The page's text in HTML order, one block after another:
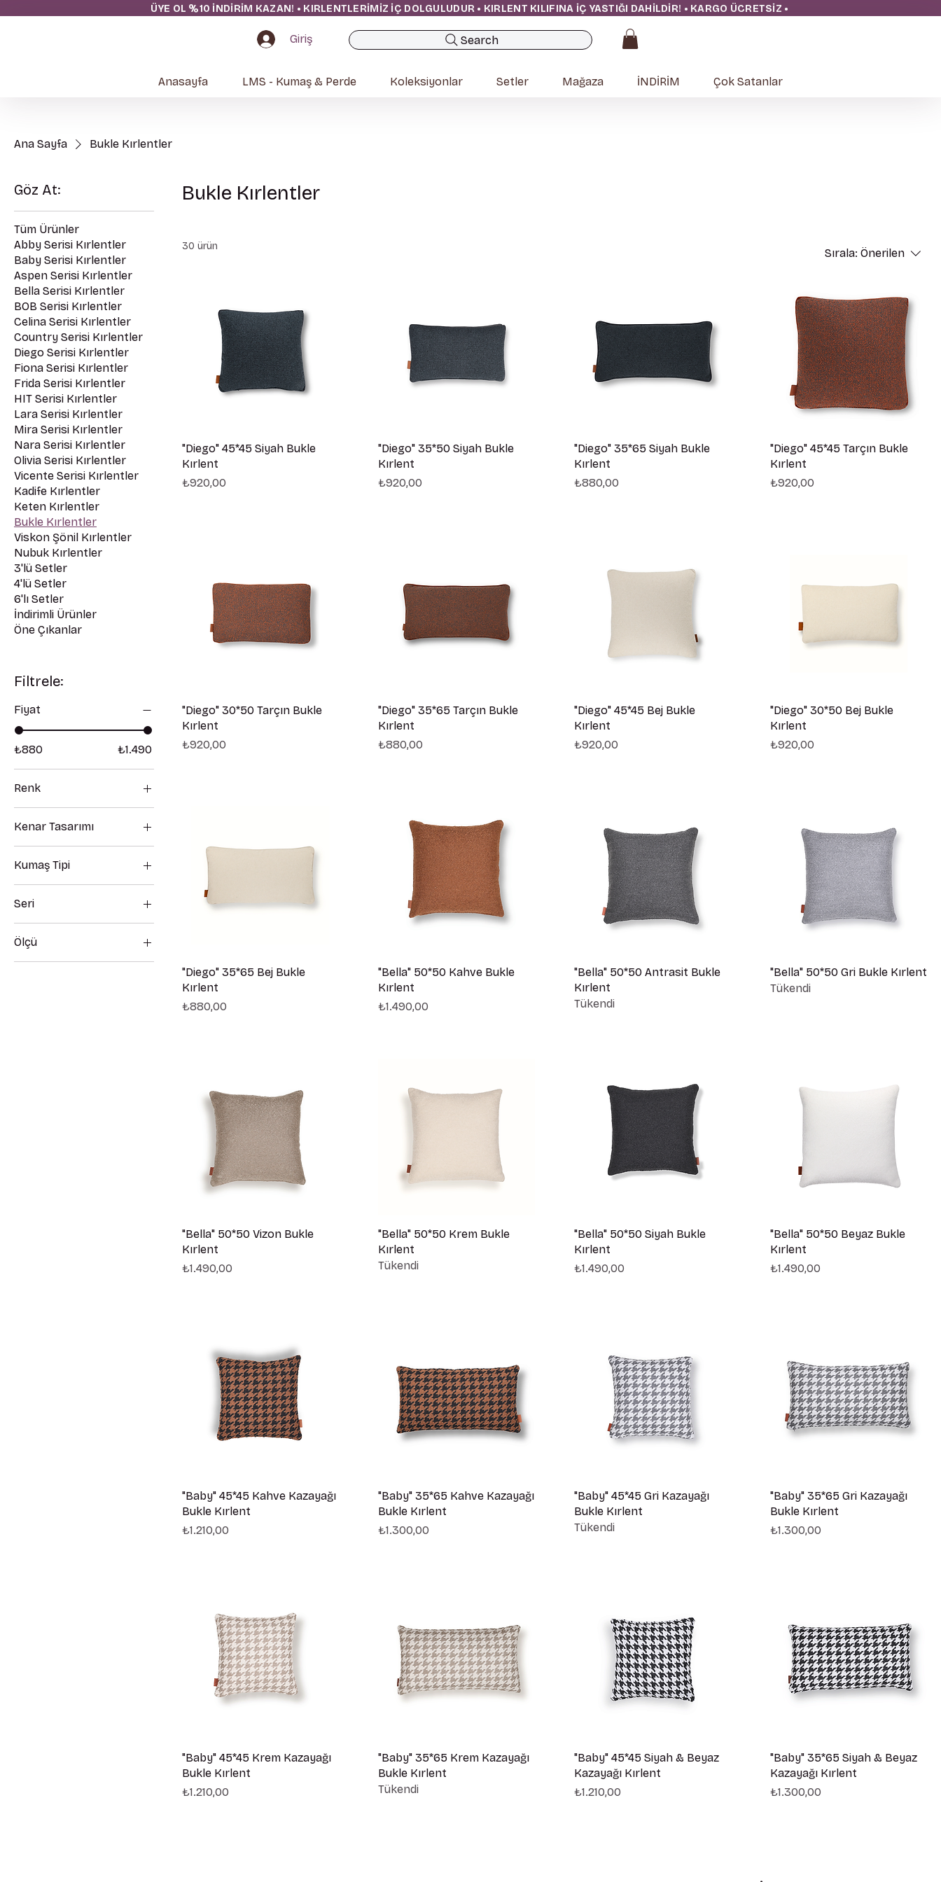
ÜYE OL %10 İNDİRİM KAZAN! • KIRLENTLERİMİZ İÇ DOLGULUDUR • KIRLENT KILIFINA İÇ YASTIĞI DAHİLDİR! • KARGO ÜCRETSİZ •
Giriş Search
Anasayfa LMS - Kumaş & Perde Koleksiyonlar Setler Mağaza İNDİRİM Çok Satanlar
Ana Sayfa Bukle Kırlentler
Göz At:
Tüm Ürünler
Abby Serisi Kırlentler
Baby Serisi Kırlentler
Aspen Serisi Kırlentler
Bella Serisi Kırlentler
BOB Serisi Kırlentler
Celina Serisi Kırlentler
Country Serisi Kırlentler
Diego Serisi Kırlentler
Fiona Serisi Kırlentler
Frida Serisi Kırlentler
HIT Serisi Kırlentler
Lara Serisi Kırlentler
Mira Serisi Kırlentler
Nara Serisi Kırlentler
Olivia Serisi Kırlentler
Vicente Serisi Kırlentler
Kadife Kırlentler
Keten Kırlentler
Bukle Kırlentler
Viskon Şönil Kırlentler
Nubuk Kırlentler
3'lü Setler
4'lü Setler
6'lı Setler
İndirimli Ürünler
Öne Çıkanlar
Filtrele:
Fiyat
₺880 ₺1.490
Renk
Kenar Tasarımı
Standart
Kumaş Tipi
Bukle
Seri
Abby
Ölçü
35 x 65
Bukle Kırlentler
30 ürün
Sırala: Önerilen
"Diego" 45*45 Siyah Bukle
Kırlent
Fiyat
₺920,00
"Diego" 35*50 Siyah Bukle
Kırlent
Fiyat
₺920,00
"Diego" 35*65 Siyah Bukle
Kırlent
Fiyat
₺880,00
"Diego" 45*45 Tarçın Bukle
Kırlent
Fiyat
₺920,00
"Diego" 30*50 Tarçın Bukle
Kırlent
Fiyat
₺920,00
"Diego" 35*65 Tarçın Bukle
Kırlent
Fiyat
₺880,00
"Diego" 45*45 Bej Bukle
Kırlent
Fiyat
₺920,00
"Diego" 30*50 Bej Bukle
Kırlent
Fiyat
₺920,00
"Diego" 35*65 Bej Bukle
Kırlent
Fiyat
₺880,00
"Bella" 50*50 Kahve Bukle
Kırlent
Fiyat
₺1.490,00
"Bella" 50*50 Antrasit Bukle
Kırlent
Tükendi
"Bella" 50*50 Gri Bukle Kırlent
Tükendi
"Bella" 50*50 Vizon Bukle
Kırlent
Fiyat
₺1.490,00
"Bella" 50*50 Krem Bukle
Kırlent
Tükendi
"Bella" 50*50 Siyah Bukle
Kırlent
Fiyat
₺1.490,00
"Bella" 50*50 Beyaz Bukle
Kırlent
Fiyat
₺1.490,00
"Baby" 45*45 Kahve Kazayağı
Bukle Kırlent
Fiyat
₺1.210,00
"Baby" 35*65 Kahve Kazayağı
Bukle Kırlent
Fiyat
₺1.300,00
"Baby" 45*45 Gri Kazayağı
Bukle Kırlent
Tükendi
"Baby" 35*65 Gri Kazayağı
Bukle Kırlent
Fiyat
₺1.300,00
"Baby" 45*45 Krem Kazayağı
Bukle Kırlent
Fiyat
₺1.210,00
"Baby" 35*65 Krem Kazayağı
Bukle Kırlent
Tükendi
"Baby" 45*45 Siyah & Beyaz
Kazayağı Kırlent
Fiyat
₺1.210,00
"Baby" 35*65 Siyah & Beyaz
Kazayağı Kırlent
Fiyat
₺1.300,00